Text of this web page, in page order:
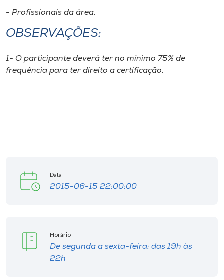
- Profissionais da área.
OBSERVAÇÕES:
1- O participante deverá ter no mínimo 75% de
frequência para ter direito a certificação.
Data
2015-06-15 22:00:00
Horário
De segunda a sexta-feira: das 19h às
22h